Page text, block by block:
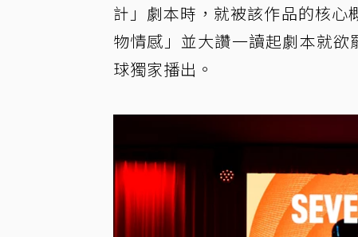
計」劇本時，就被該作品的核心
物情感」並大讚一讀起劇本就
球獨家播出。